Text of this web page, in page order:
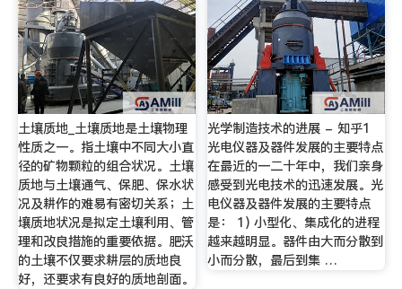
土壤质地_土壤质地是土壤物理
性质之一。指土壤中不同大小直
径的矿物颗粒的组合状况。土壤
质地与土壤通气、保肥、保水状
况及耕作的难易有密切关系；土
壤质地状况是拟定土壤利用、管
理和改良措施的重要依据。肥沃
的土壤不仅要求耕层的质地良
好，还要求有良好的质地剖面。
光学制造技术的进展 - 知乎1
光电仪器及器件发展的主要特点
在最近的一二十年中，我们亲身
感受到光电技术的迅速发展。光
电仪器及器件发展的主要特点
是： 1) 小型化、集成化的进程
越来越明显。器件由大而分散到
小而分散，最后到集 …